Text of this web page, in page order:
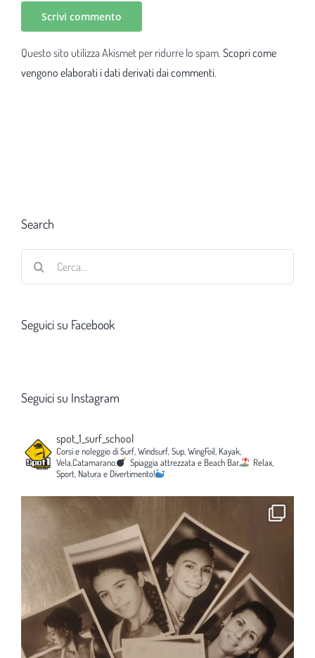
Questo sito utilizza Akismet per ridurre lo spam. Scopri come
vengono elaborati i dati derivati dai commenti.
Search
Seguici su Facebook
Seguici su Instagram
spot_1_surf_school
Corsi e noleggio di Surf, Windsurf, Sup, WingFoil, Kayak,
Vela,Catamarano.
Spiaggia attrezzata e Beach Bar.
Relax,
Sport, Natura e Divertimento!